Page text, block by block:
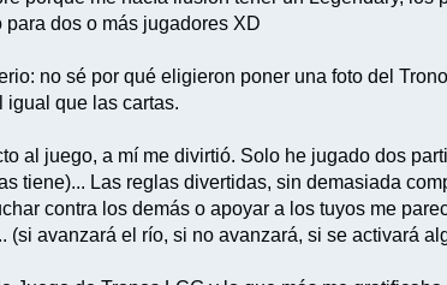
para dos o más jugadores XD
no sé por qué eligieron poner una foto del
igual que las cartas.
al juego, a mí me divirtió. Solo he jugado dos
tiene)... Las reglas divertidas, sin demasiada
contra los demás o apoyar a los tuyos me
(si avanzará el río, si no avanzará, si se activará